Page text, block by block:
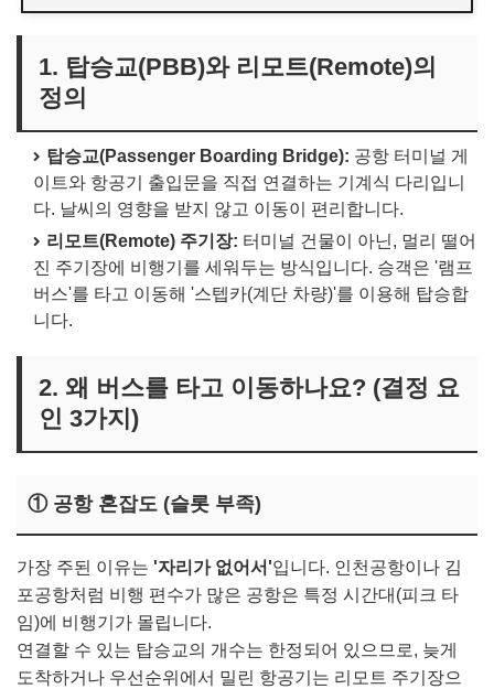
2. 왜 버스를 타고 이동하나요? (결정 요인 3가지)
3. 리모트 탑승의 장단점
4. 결론
1. 탑승교(PBB)와 리모트(Remote)의
정의
탑승교(Passenger Boarding Bridge): 공항 터미널 게
이트와 항공기 출입문을 직접 연결하는 기계식 다리입니
다. 날씨의 영향을 받지 않고 이동이 편리합니다.
리모트(Remote) 주기장: 터미널 건물이 아닌, 멀리 떨어
진 주기장에 비행기를 세워두는 방식입니다. 승객은 '램프
버스'를 타고 이동해 '스텝카(계단 차량)'를 이용해 탑승합
니다.
2. 왜 버스를 타고 이동하나요? (결정 요
인 3가지)
① 공항 혼잡도 (슬롯 부족)
가장 주된 이유는 '자리가 없어서'입니다. 인천공항이나 김
포공항처럼 비행 편수가 많은 공항은 특정 시간대(피크 타
임)에 비행기가 몰립니다.
연결할 수 있는 탑승교의 개수는 한정되어 있으므로, 늦게
도착하거나 우선순위에서 밀린 항공기는 리모트 주기장으